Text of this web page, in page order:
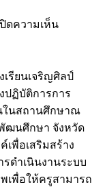
ปิดความเห็นบน
ประชุม
เชิง
ปฏิบัติ
การ
ระบบ
การ
ดูแล
รียนเจริญศิลป์
ปฏิบัติการการ
ในสถานศึกษาณ
ฒนศึกษา จังหวัด
พื่อเสริมสร้าง
ดำเนินงานระบบ
เพื่อให้ครูสามารถ